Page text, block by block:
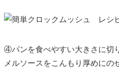
④パンを食べやすい大きさに切
メルソースをこんもり厚めにの